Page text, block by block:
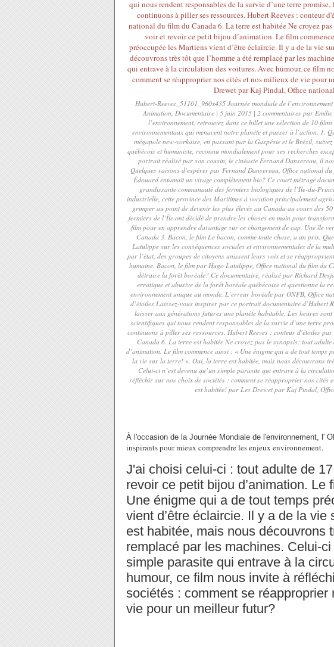
Hubert-Reeves_51101_960x435 Journée mondiale de
Animation, Documentaire | 5 juin 2015 | 2 commentaires par
l’environnement, retrouvez dans ce billet une sélection de 10
environnementaux qui menacent notre planète et passer à l’action. 1.
mégapole new-yorkaise, en passant par la Gaspésie et le Brésil,
québécois et humaniste, reconnu mondialement pour ses recherches
portrait réalisé par son cousin, le cinéaste Fernand Dansereau, il
Quelques raisons d'espérer par Fernand Dansereau, Office national
Édouard entamait un virage complètement bio? Ce court métrage
grandissante communauté des fermiers biologiques de l’Île-du-
industrielle, cette province des Maritimes à vocation principalement
grimper au point de devenir les plus élevés au Canada au cours des
fermiers de l’Île ont décidé de prendre les choses en main pour
film pour en apprendre davantage sur ce changement de cap. Une île
Canada 3. Bacon, le film Le bacon, comme toute chose, a un prix.
Latulippe sur les conséquences sociales et environnementales de la
par l’état, des groupes de citoyens unissent leurs voix et se
humaine. Bacon, le film par Hugo Latulippe, Office national du film du
détruire la forêt boréale? Ce documentaire, réalisé par Richard
erratique et abusive de la forêt boréale québécoise et questionne la
environnement unique au monde. L'erreur boréale par ONFB, Office
d’étoiles Laissez-vous inspirer par ce portrait documentaire d’Hubert
laisser aux générations futures une planète habitable. Les heures
scientifiques qui nous rendent responsables de la survie d’une terre
continuons à piller ses ressources. Hubert Reeves : conteur d'étoiles
Canada 6. La terre est habitée Ne croyez pas le synopsis: tout
d’animation. Le film commence ainsi : « Une énigme qui a de tout temps
la vie sur la terre! ». Oui, la terre est habitée, mais nous découvrons
Celui-ci n’est devenu qu’un simple parasite qui entrave à la
réfléchir sur nos choix de sociétés : comment se réapproprier nos
est habitée! par Les Drewet par Kaj Pindal,
À l'occasion de la Journée Mondiale de l'environnement, l'
inspirants pour mieux comprendre les enjeux environnement.
J'ai choisi celui-ci : tout adulte de
revoir ce petit bijou d’animation. Le
Une énigme qui a de tout temps
vient d’être éclaircie. Il y a de la
est habitée, mais nous découvrons
remplacé par les machines. Celui-ci
simple parasite qui entrave à la
humour, ce film nous invite à
sociétés : comment se
vie pour un meilleur futur?